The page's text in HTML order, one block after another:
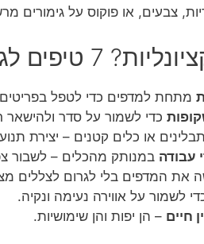
צבעים, או פוקוס על גימורים
עדן של המטבח
מתחת למדפים כדי לטפל
כדי לשמור על סדר ולהישאר
או כלים קטנים – יצירת
עבודה במנותק מהכלים – לשבור
את המדפים בלי לגרום לצללים
לשמור על אווירה נעימה ונקיה.
חיים – הן יפות והן שימושיות.